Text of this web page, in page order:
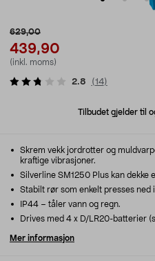
629,00
439,90
(inkl. moms)
2.8 (14)
Tilbudet gjelder til
Skrem vekk jordrotter og
kraftige vibrasjoner.
Silverline SM1250 Plus kan dekke
Stabilt rør som enkelt presses ned i
IP44 – tåler vann og regn.
Drives med 4 x D/LR20-batterier
Mer informasjon